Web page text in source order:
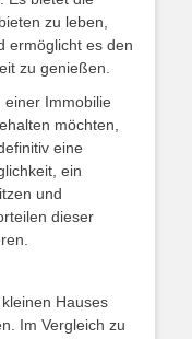
zu leben,
ermöglicht es den
zu genießen.
einer Immobilie
möchten,
eine
ein
und
dieser
Hauses
Im Vergleich zu